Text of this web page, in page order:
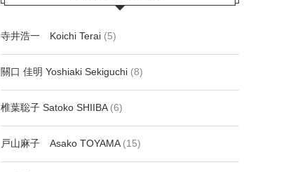
寺井浩一 Koichi Terai (5)
關口 佳明 Yoshiaki Sekiguchi (8)
椎葉聡子 Satoko SHIIBA (6)
戸山麻子 Asako TOYAMA (15)